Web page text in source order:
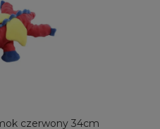
czerwony 34cm